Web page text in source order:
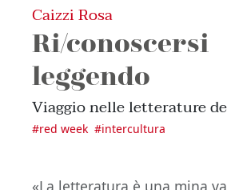
Caizzi Rosa
Ri/conoscersi
leggendo
Viaggio nelle letterature
#red week #intercultura
«La letteratura è una mina